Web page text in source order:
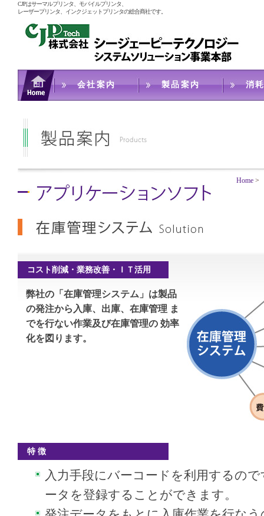
CJPはサーマルプリンタ、モバイルプリンタ、
レーザープリンタ、インクジェットプリンタの総合商社です。
会社案内 製品案内 消
Home >
コスト削減・業務改善・ＩＴ活用
弊社の「在庫管理システム」は製品
の発注から入庫、出庫、在庫管理 ま
でを行ない作業及び在庫管理の 効率
化を図ります。
特 徴
入力手段にバーコードを利用するの
ータを登録することができます。